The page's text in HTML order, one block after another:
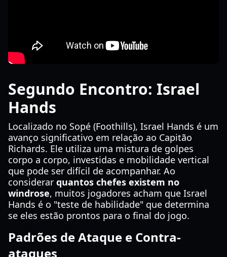
Segundo Encontro: Israel
Hands
Localizado no Sopé (Foothills), Israel Hands é um
avanço significativo em relação ao Capitão
Richards. Ele utiliza uma mistura de golpes
corpo a corpo, investidas e mobilidade vertical
que pode ser difícil de acompanhar. Ao
considerar quantos chefes existem no
windrose, muitos jogadores acham que Israel
Hands é o "teste de habilidade" que determina
se eles estão prontos para o final do jogo.
Padrões de Ataque e Contra-
ataques